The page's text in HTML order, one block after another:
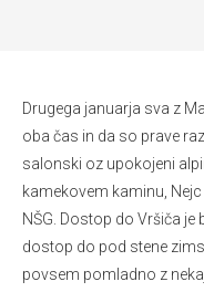
Drugega januarja sva z
oba čas in da so prave
salonski oz upokojeni
kamekovem kaminu, Nejc
NŠG. Dostop do Vršiča je
dostop do pod stene
povsem pomladno z